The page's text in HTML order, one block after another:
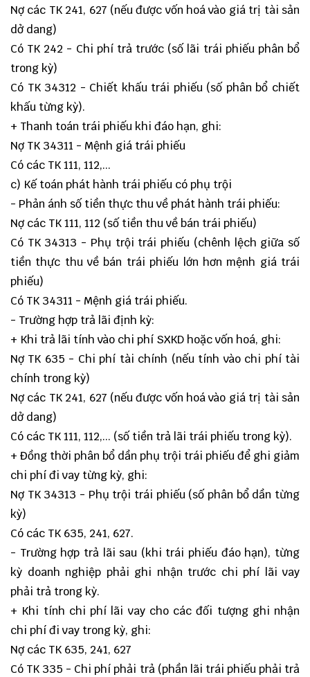
Nợ các TK 241, 627 (nếu được vốn hoá vào giá trị tài sản
dở dang)
Có TK 242 - Chi phí trả trước (số lãi trái phiếu phân bổ
trong kỳ)
Có TK 34312 - Chiết khấu trái phiếu (số phân bổ chiết
khấu từng kỳ).
+ Thanh toán trái phiếu khi đáo hạn, ghi:
Nợ TK 34311 - Mệnh giá trái phiếu
Có các TK 111, 112,...
c) Kế toán phát hành trái phiếu có phụ trội
- Phản ánh số tiền thực thu về phát hành trái phiếu:
Nợ các TK 111, 112 (số tiền thu về bán trái phiếu)
Có TK 34313 - Phụ trội trái phiếu (chênh lệch giữa số
tiền thực thu về bán trái phiếu lớn hơn mệnh giá trái
phiếu)
Có TK 34311 - Mệnh giá trái phiếu.
- Trường hợp trả lãi định kỳ:
+ Khi trả lãi tính vào chi phí SXKD hoặc vốn hoá, ghi:
Nợ TK 635 - Chi phí tài chính (nếu tính vào chi phí tài
chính trong kỳ)
Nợ các TK 241, 627 (nếu được vốn hoá vào giá trị tài sản
dở dang)
Có các TK 111, 112,... (số tiền trả lãi trái phiếu trong kỳ).
+ Đồng thời phân bổ dần phụ trội trái phiếu để ghi giảm
chi phí đi vay từng kỳ, ghi:
Nợ TK 34313 - Phụ trội trái phiếu (số phân bổ dần từng
kỳ)
Có các TK 635, 241, 627.
- Trường hợp trả lãi sau (khi trái phiếu đáo hạn), từng
kỳ doanh nghiệp phải ghi nhận trước chi phí lãi vay
phải trả trong kỳ.
+ Khi tính chi phí lãi vay cho các đối tượng ghi nhận
chi phí đi vay trong kỳ, ghi:
Nợ các TK 635, 241, 627
Có TK 335 - Chi phí phải trả (phần lãi trái phiếu phải trả